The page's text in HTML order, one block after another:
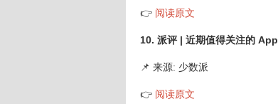
👉 阅读原文
10. 派评 | 近期值得关注的 App
📌 来源: 少数派
👉 阅读原文